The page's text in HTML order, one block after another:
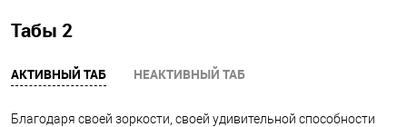
Табы 2
АКТИВНЫЙ ТАБ НЕАКТИВНЫЙ ТАБ
Благодаря своей зоркости, своей удивительной способности